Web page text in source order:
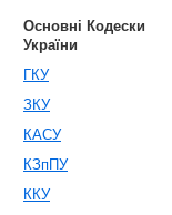
Основні Кодески
України
ГКУ
ЗКУ
КАСУ
КЗпПУ
ККУ